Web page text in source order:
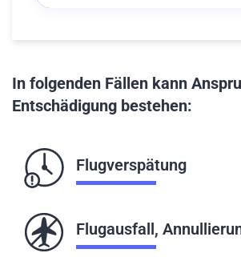
In folgenden Fällen kann
Entschädigung bestehen:
Flugverspätung
Flugausfall,